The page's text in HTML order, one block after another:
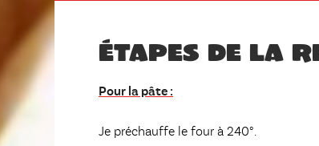
Étapes de la
Pour la pâte :
Je préchauffe le four à 240°.